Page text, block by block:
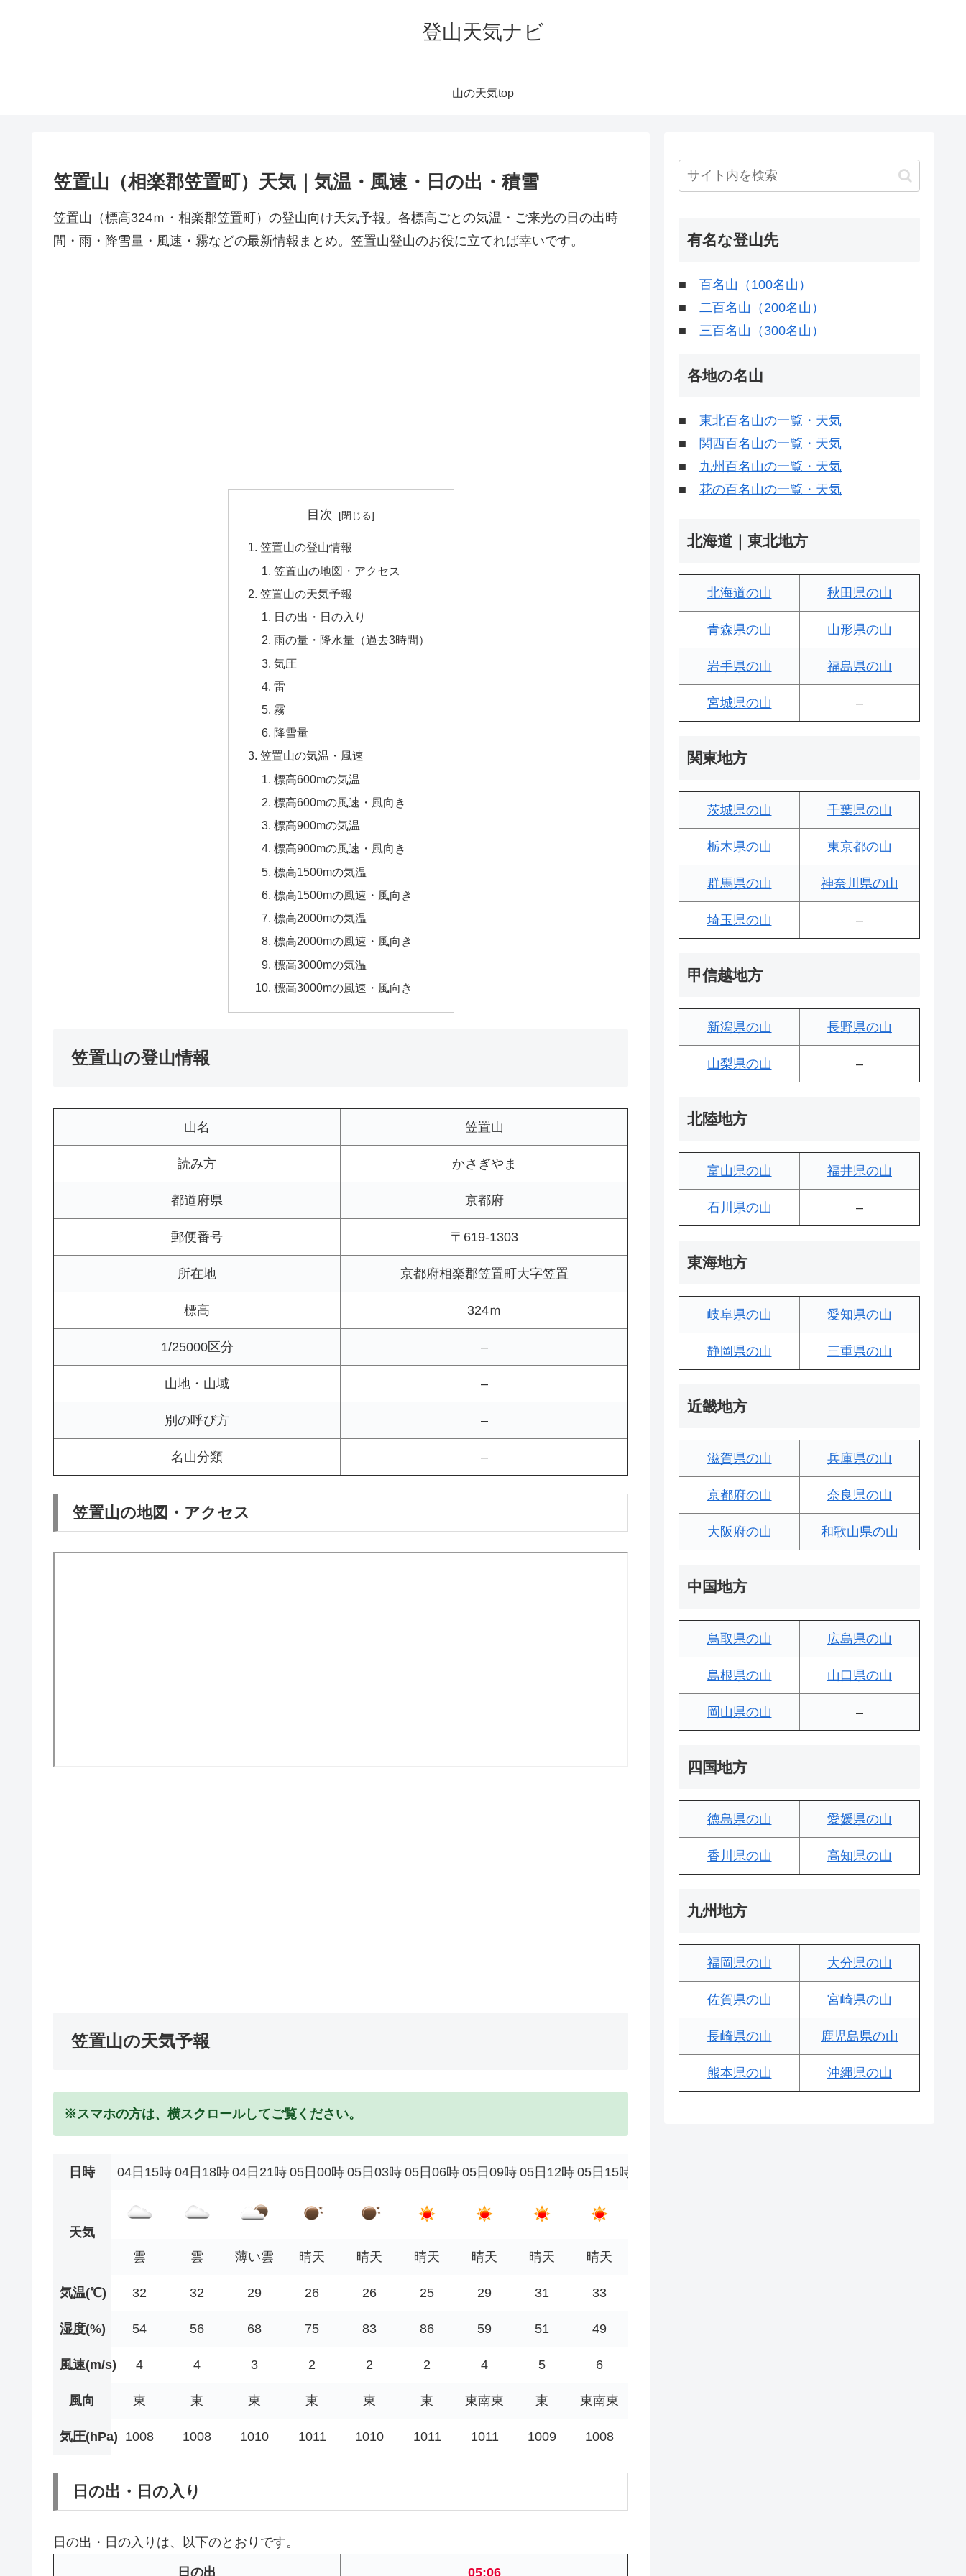
登山天気ナビ
山の天気top
笠置山（相楽郡笠置町）天気｜気温・風速・日の出・積雪
笠置山（標高324ｍ・相楽郡笠置町）の登山向け天気予報。各標高ごとの気温・ご来光の日の出時
間・雨・降雪量・風速・霧などの最新情報まとめ。笠置山登山のお役に立てれば幸いです。
目次
笠置山の登山情報
笠置山の地図・アクセス
笠置山の天気予報
日の出・日の入り
雨の量・降水量（過去3時間）
気圧
雷
霧
降雪量
笠置山の気温・風速
標高600mの気温
標高600mの風速・風向き
標高900mの気温
標高900mの風速・風向き
標高1500mの気温
標高1500mの風速・風向き
標高2000mの気温
標高2000mの風速・風向き
標高3000mの気温
標高3000mの風速・風向き
笠置山の登山情報
山名 笠置山
読み方 かさぎやま
都道府県 京都府
郵便番号 〒619-1303
所在地 京都府相楽郡笠置町大字笠置
標高 324ｍ
1/25000区分 –
山地・山域 –
別の呼び方 –
名山分類 –
笠置山の地図・アクセス
笠置山の天気予報
※スマホの方は、横スクロールしてご覧ください。
日時 04日15時 04日18時 04日21時 05日00時 05日03時 05日06時 05日09時 05日12時 05日15時
天気
雲
雲 薄い雲 晴天 晴天 晴天 晴天 晴天 晴天
気温(℃) 32 32 29 26 26 25 29 31 33
湿度(%) 54 56 68 75 83 86 59 51 49
風速(m/s) 4 4 3 2 2 2 4 5 6
風向 東 東 東 東 東 東 東南東 東 東南東
気圧(hPa) 1008 1008 1010 1011 1010 1011 1011 1009 1008
日の出・日の入り
日の出・日の入りは、以下のとおりです。
日の出 05:06
有名な登山先
■ 百名山（100名山）
■ 二百名山（200名山）
■ 三百名山（300名山）
各地の名山
■ 東北百名山の一覧・天気
■ 関西百名山の一覧・天気
■ 九州百名山の一覧・天気
■ 花の百名山の一覧・天気
北海道｜東北地方
北海道の山 秋田県の山
青森県の山 山形県の山
岩手県の山 福島県の山
宮城県の山 –
関東地方
茨城県の山 千葉県の山
栃木県の山 東京都の山
群馬県の山 神奈川県の山
埼玉県の山 –
甲信越地方
新潟県の山 長野県の山
山梨県の山 –
北陸地方
富山県の山 福井県の山
石川県の山 –
東海地方
岐阜県の山 愛知県の山
静岡県の山 三重県の山
近畿地方
滋賀県の山 兵庫県の山
京都府の山 奈良県の山
大阪府の山 和歌山県の山
中国地方
鳥取県の山 広島県の山
島根県の山 山口県の山
岡山県の山 –
四国地方
徳島県の山 愛媛県の山
香川県の山 高知県の山
九州地方
福岡県の山 大分県の山
佐賀県の山 宮崎県の山
長崎県の山 鹿児島県の山
熊本県の山 沖縄県の山